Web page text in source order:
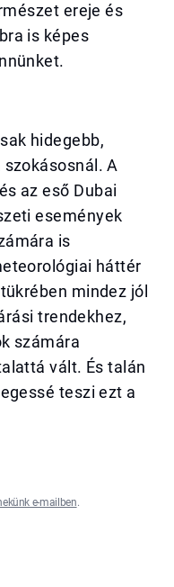
ereje és
is képes
hidegebb,
A
az eső Dubai
események
is
háttér
mindez jól
trendekhez,
számára
vált. És talán
teszi ezt a
e-mailben.